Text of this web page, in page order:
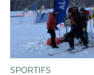
SPORTIFS